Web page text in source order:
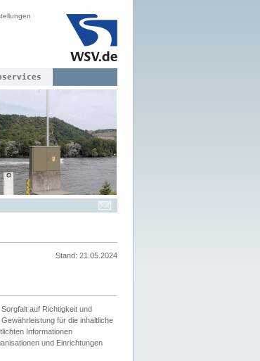
Stand: 21.05.2024
auf Richtigkeit und
für die inhaltliche
Informationen
und Einrichtungen